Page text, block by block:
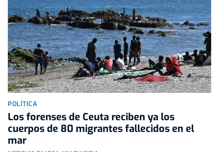
POLÍTICA
Los forenses de Ceuta reciben ya los
cuerpos de 80 migrantes fallecidos en el
mar